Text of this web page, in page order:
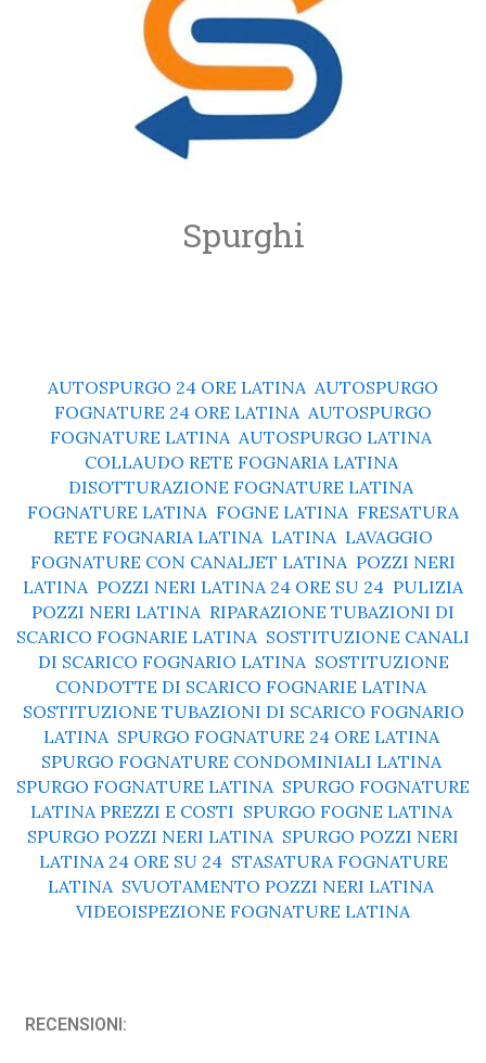
Spurghi
AUTOSPURGO 24 ORE LATINA AUTOSPURGO
FOGNATURE 24 ORE LATINA AUTOSPURGO
FOGNATURE LATINA AUTOSPURGO LATINA
COLLAUDO RETE FOGNARIA LATINA
DISOTTURAZIONE FOGNATURE LATINA
FOGNATURE LATINA FOGNE LATINA FRESATURA
RETE FOGNARIA LATINA LATINA LAVAGGIO
FOGNATURE CON CANALJET LATINA POZZI NERI
LATINA POZZI NERI LATINA 24 ORE SU 24 PULIZIA
POZZI NERI LATINA RIPARAZIONE TUBAZIONI DI
SCARICO FOGNARIE LATINA SOSTITUZIONE CANALI
DI SCARICO FOGNARIO LATINA SOSTITUZIONE
CONDOTTE DI SCARICO FOGNARIE LATINA
SOSTITUZIONE TUBAZIONI DI SCARICO FOGNARIO
LATINA SPURGO FOGNATURE 24 ORE LATINA
SPURGO FOGNATURE CONDOMINIALI LATINA
SPURGO FOGNATURE LATINA SPURGO FOGNATURE
LATINA PREZZI E COSTI SPURGO FOGNE LATINA
SPURGO POZZI NERI LATINA SPURGO POZZI NERI
LATINA 24 ORE SU 24, STASATURA FOGNATURE
LATINA SVUOTAMENTO POZZI NERI LATINA
VIDEOISPEZIONE FOGNATURE LATINA
RECENSIONI: